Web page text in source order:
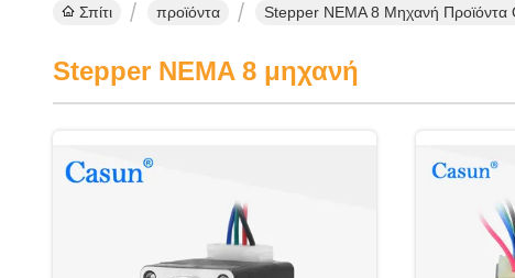
Σπίτι προϊόντα Stepper NEMA 8 Μηχανή Προϊόντα
Stepper NEMA 8 μηχανή